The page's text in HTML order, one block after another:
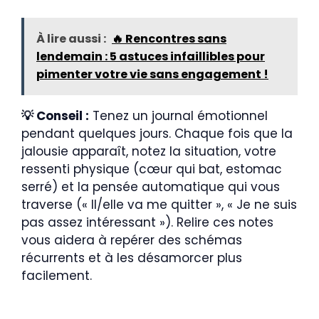
À lire aussi : 🔥 Rencontres sans
lendemain : 5 astuces infaillibles pour
pimenter votre vie sans engagement !
💡 Conseil : Tenez un journal émotionnel
pendant quelques jours. Chaque fois que la
jalousie apparaît, notez la situation, votre
ressenti physique (cœur qui bat, estomac
serré) et la pensée automatique qui vous
traverse (« Il/elle va me quitter », « Je ne suis
pas assez intéressant »). Relire ces notes
vous aidera à repérer des schémas
récurrents et à les désamorcer plus
facilement.